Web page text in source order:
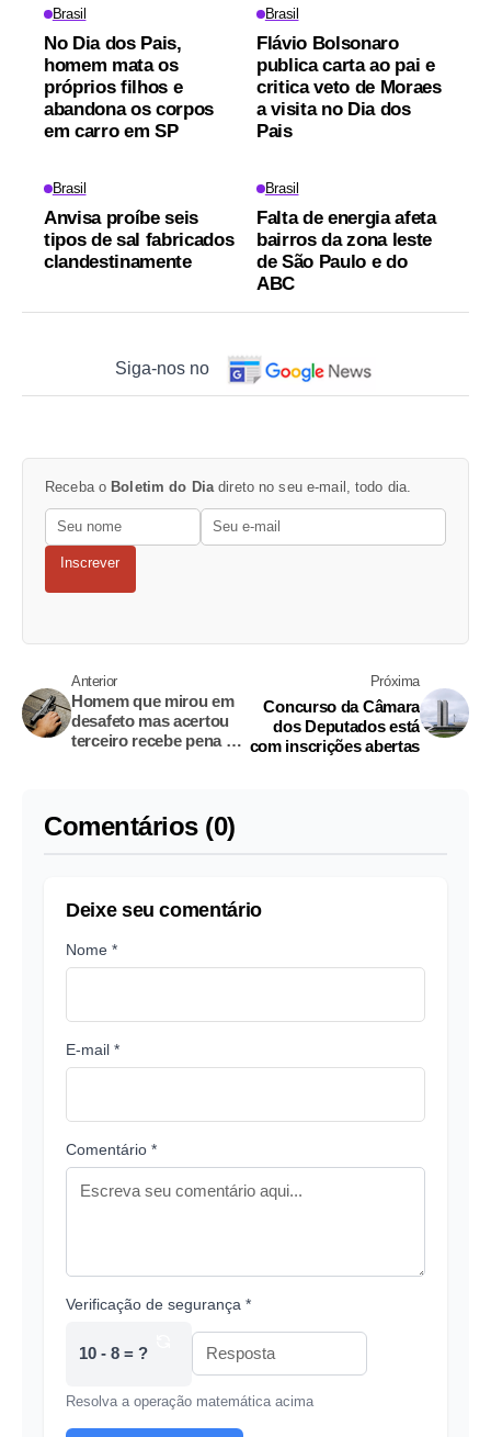
Brasil
No Dia dos Pais,
homem mata os
próprios filhos e
abandona os corpos
em carro em SP
Brasil
Flávio Bolsonaro
publica carta ao pai e
critica veto de Moraes
a visita no Dia dos
Pais
Brasil
Anvisa proíbe seis
tipos de sal fabricados
clandestinamente
Brasil
Falta de energia afeta
bairros da zona leste
de São Paulo e do
ABC
Siga-nos no
Receba o Boletim do Diadireto no seu e-mail, todo dia.
Inscrever
Anterior
Homem que mirou em
desafeto mas acertou
terceiro recebe pena de
Próxima
Concurso da Câmara
dos Deputados está
com inscrições abertas
Comentários (0)
Deixe seu comentário
Nome *
E-mail *
Comentário *
Verificação de segurança *
10 - 8 = ?
Resolva a operação matemática acima